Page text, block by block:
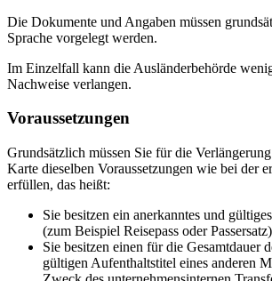
Die Dokumente und Angaben müssen
Sprache vorgelegt werden.
Im Einzelfall kann die Ausländerbehörde
Nachweise verlangen.
Voraussetzungen
Grundsätzlich müssen Sie für die
Karte dieselben Voraussetzungen wie bei der
erfüllen, das heißt:
Sie besitzen ein anerkanntes und
(zum Beispiel Reisepass oder
Sie besitzen einen für die Gesamtdauer
gültigen Aufenthaltstitel eines anderen